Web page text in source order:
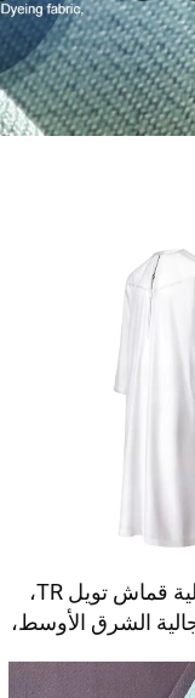
مصنع جودة عالية قماش تويل TR،
الشرق الأوسط،